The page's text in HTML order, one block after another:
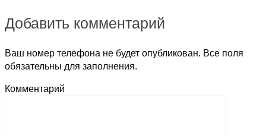
Добавить комментарий
Ваш номер телефона не будет опубликован. Все поля
обязательны для заполнения.
Комментарий